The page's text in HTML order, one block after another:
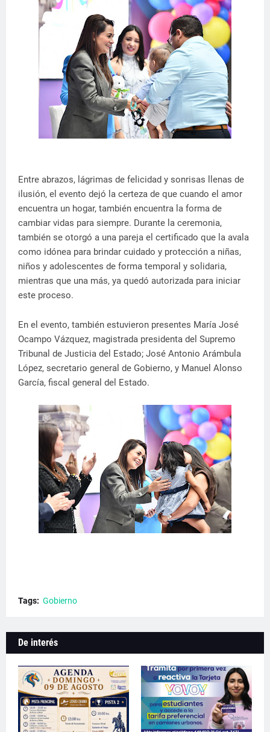
Entre abrazos, lágrimas de felicidad y sonrisas llenas de
ilusión, el evento dejó la certeza de que cuando el amor
encuentra un hogar, también encuentra la forma de
cambiar vidas para siempre. Durante la ceremonia,
también se otorgó a una pareja el certificado que la avala
como idónea para brindar cuidado y protección a niñas,
niños y adolescentes de forma temporal y solidaria,
mientras que una más, ya quedó autorizada para iniciar
este proceso.
En el evento, también estuvieron presentes María José
Ocampo Vázquez, magistrada presidenta del Supremo
Tribunal de Justicia del Estado; José Antonio Arámbula
López, secretario general de Gobierno, y Manuel Alonso
García, fiscal general del Estado.
Tags: Gobierno
De interés